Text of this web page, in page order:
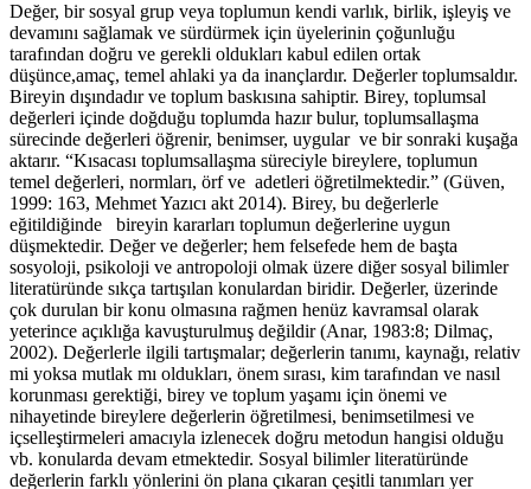
Değer, bir sosyal grup veya toplumun kendi varlık, birlik, işleyiş ve
devamını sağlamak ve sürdürmek için üyelerinin çoğunluğu
tarafından doğru ve gerekli oldukları kabul edilen ortak
düşünce,amaç, temel ahlaki ya da inançlardır. Değerler toplumsaldır.
Bireyin dışındadır ve toplum baskısına sahiptir. Birey, toplumsal
değerleri içinde doğduğu toplumda hazır bulur, toplumsallaşma
sürecinde değerleri öğrenir, benimser, uygular ve bir sonraki kuşağa
aktarır. “Kısacası toplumsallaşma süreciyle bireylere, toplumun
temel değerleri, normları, örf ve adetleri öğretilmektedir.” (Güven,
1999: 163, Mehmet Yazıcı akt 2014). Birey, bu değerlerle
eğitildiğinde bireyin kararları toplumun değerlerine uygun
düşmektedir. Değer ve değerler; hem felsefede hem de başta
sosyoloji, psikoloji ve antropoloji olmak üzere diğer sosyal bilimler
literatüründe sıkça tartışılan konulardan biridir. Değerler, üzerinde
çok durulan bir konu olmasına rağmen henüz kavramsal olarak
yeterince açıklığa kavuşturulmuş değildir (Anar, 1983:8; Dilmaç,
2002). Değerlerle ilgili tartışmalar; değerlerin tanımı, kaynağı, relativ
mi yoksa mutlak mı oldukları, önem sırası, kim tarafından ve nasıl
korunması gerektiği, birey ve toplum yaşamı için önemi ve
nihayetinde bireylere değerlerin öğretilmesi, benimsetilmesi ve
içselleştirmeleri amacıyla izlenecek doğru metodun hangisi olduğu
vb. konularda devam etmektedir. Sosyal bilimler literatüründe
değerlerin farklı yönlerini ön plana çıkaran çeşitli tanımları yer